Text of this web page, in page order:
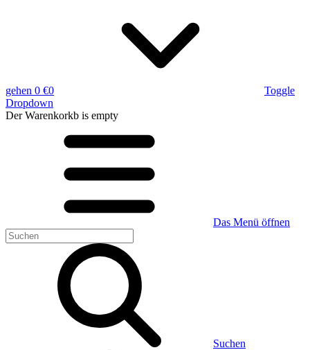
gehen 0 €0
Toggle
Dropdown
Der Warenkorkb is empty
Das Menü öffnen
Suchen